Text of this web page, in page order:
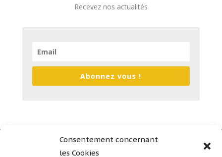
Consentement concernant
les Cookies
Recevez nos actualités
Abonnez vous !